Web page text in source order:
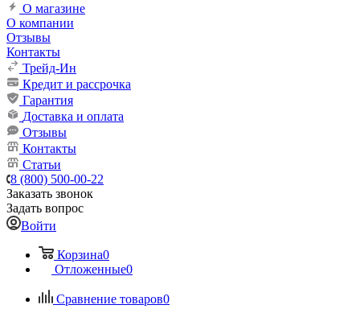
О магазине
О компании
Отзывы
Контакты
Трейд-Ин
Кредит и рассрочка
Гарантия
Доставка и оплата
Отзывы
Контакты
Статьи
8 (800) 500-00-22
Заказать звонок
Задать вопрос
Войти
Корзина0
Отложенные0
Сравнение товаров0